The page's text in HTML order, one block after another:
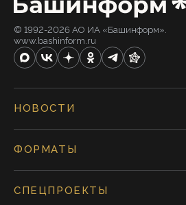
© 1992-2026 АО ИА «Башинформ».
www.bashinform.ru
НОВОСТИ
ФОРМАТЫ
СПЕЦПРОЕКТЫ